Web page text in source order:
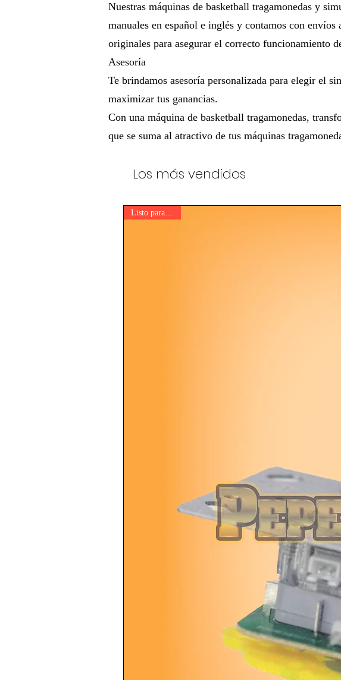
Nuestras máquinas de basketball tragamonedas y
manuales en español e inglés y contamos con
originales para asegurar el correcto funcionamiento
Asesoría
Te brindamos asesoría personalizada para elegir el
maximizar tus ganancias.
Con una máquina de basketball tragamonedas,
que se suma al atractivo de tus máquinas
Los más vendidos
Listo para enviar